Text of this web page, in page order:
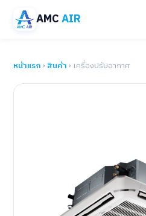
AMCAIR
หน้าแรก› สินค้า› เครื่องปรับอากาศ